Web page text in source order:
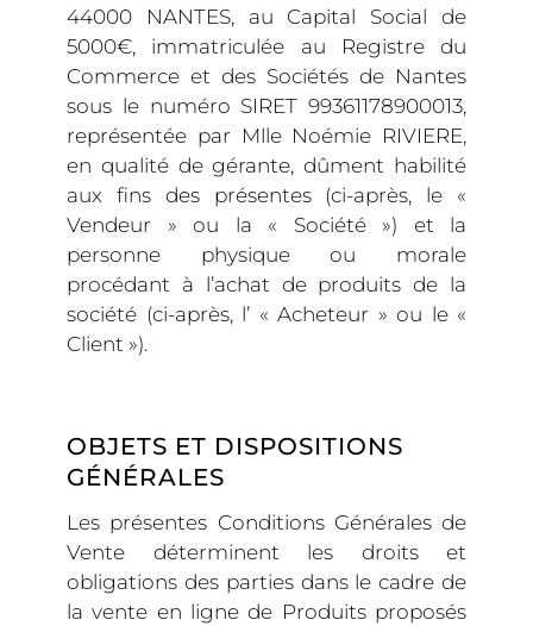
44000 NANTES, au Capital Social de
5000€, immatriculée au Registre du
Commerce et des Sociétés de Nantes
sous le numéro SIRET 99361178900013,
représentée par Mlle Noémie RIVIERE,
en qualité de gérante, dûment habilité
aux fins des présentes (ci-après, le «
Vendeur » ou la « Société ») et la
personne physique ou morale
procédant à l’achat de produits de la
société (ci-après, l’ « Acheteur » ou le «
Client »).
OBJETS ET DISPOSITIONS
GÉNÉRALES
Les présentes Conditions Générales de
Vente déterminent les droits et
obligations des parties dans le cadre de
la vente en ligne de Produits proposés